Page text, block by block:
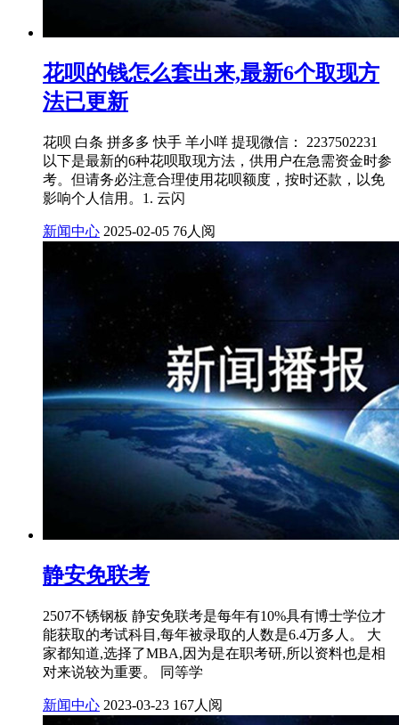
花呗的钱怎么套出来,最新6个取现方
法已更新
花呗 白条 拼多多 快手 羊小咩 提现微信： 2237502231
以下是最新的6种花呗取现方法，供用户在急需资金时参
考。但请务必注意合理使用花呗额度，按时还款，以免
影响个人信用。1. 云闪
新闻中心 2025-02-05 76人阅
静安免联考
2507不锈钢板 静安免联考是每年有10%具有博士学位才
能获取的考试科目,每年被录取的人数是6.4万多人。 大
家都知道,选择了MBA,因为是在职考研,所以资料也是相
对来说较为重要。 同等学
新闻中心 2023-03-23 167人阅